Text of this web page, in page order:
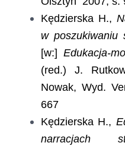
Kędzierska H.,
w poszukiwaniu
[w:] Edukacja-
(red.) J.
Nowak, Wyd.
667
Kędzierska H.,
narracjach